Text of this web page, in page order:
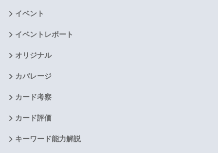
イベント
イベントレポート
オリジナル
カバレージ
カード考察
カード評価
キーワード能力解説